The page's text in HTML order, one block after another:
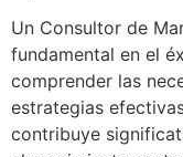
Un Consultor de
fundamental en el
comprender las
estrategias
contribuye